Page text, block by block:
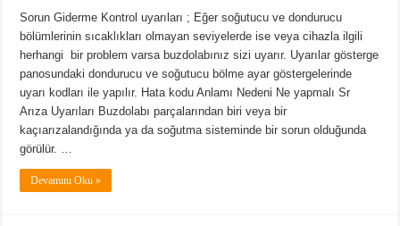
Sorun Giderme Kontrol uyarıları ; Eğer soğutucu ve dondurucu
bölümlerinin sıcaklıkları olmayan seviyelerde ise veya cihazla ilgili
herhangi bir problem varsa buzdolabınız sizi uyarır. Uyarılar gösterge
panosundaki dondurucu ve soğutucu bölme ayar göstergelerinde
uyarı kodları ile yapılır. Hata kodu Anlamı Nedeni Ne yapmalı Sr
Arıza Uyarıları Buzdolabı parçalarından biri veya bir
kaçıarızalandığında ya da soğutma sisteminde bir sorun olduğunda
görülür. …
Devamını Oku »